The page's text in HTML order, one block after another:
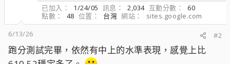
已加入
1/24/05 訊息 2,034 互動分數
60
點數
48 位置 台灣 網站
sites.google.com
6/13/26
#2
跑分測試完畢，依然有中上的水準表現，感覺上比